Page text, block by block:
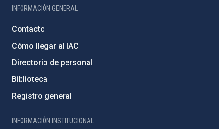
INFORMACIÓN GENERAL
Contacto
Cómo llegar al IAC
Directorio de personal
Biblioteca
Registro general
INFORMACIÓN INSTITUCIONAL